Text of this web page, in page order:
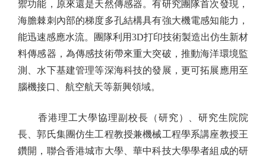
禦功能，原來還是天然傳感器。有研究團隊首次發現，
海膽棘刺內部的梯度多孔結構具有強大機電感知能力，
能迅速感應水流。團隊利用3D打印技術製造出仿生新材
料傳感器，為傳感技術帶來重大突破，推動海洋環境監
測、水下基建管理等深海科技的發展，更可拓展應用至
腦機接口、航空航天等新興領域。
香港理工大學協理副校長（研究）、研究生院院
長、郭氏集團仿生工程教授兼機械工程學系講座教授王
鑽開，聯合香港城市大學、華中科技大學學者組成的研